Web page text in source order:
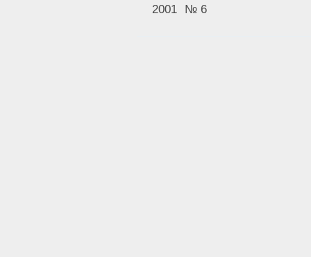
2001 № 6